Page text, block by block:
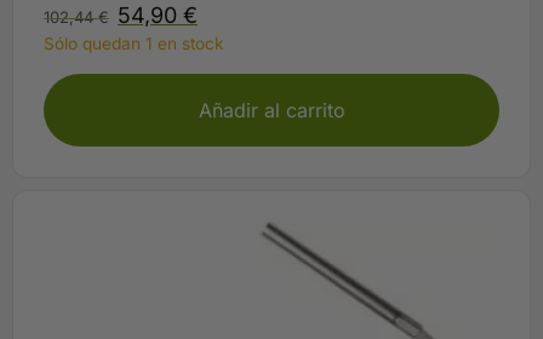
102,44€ 54,90 €
Sólo quedan 1 en stock
Añadir al carrito